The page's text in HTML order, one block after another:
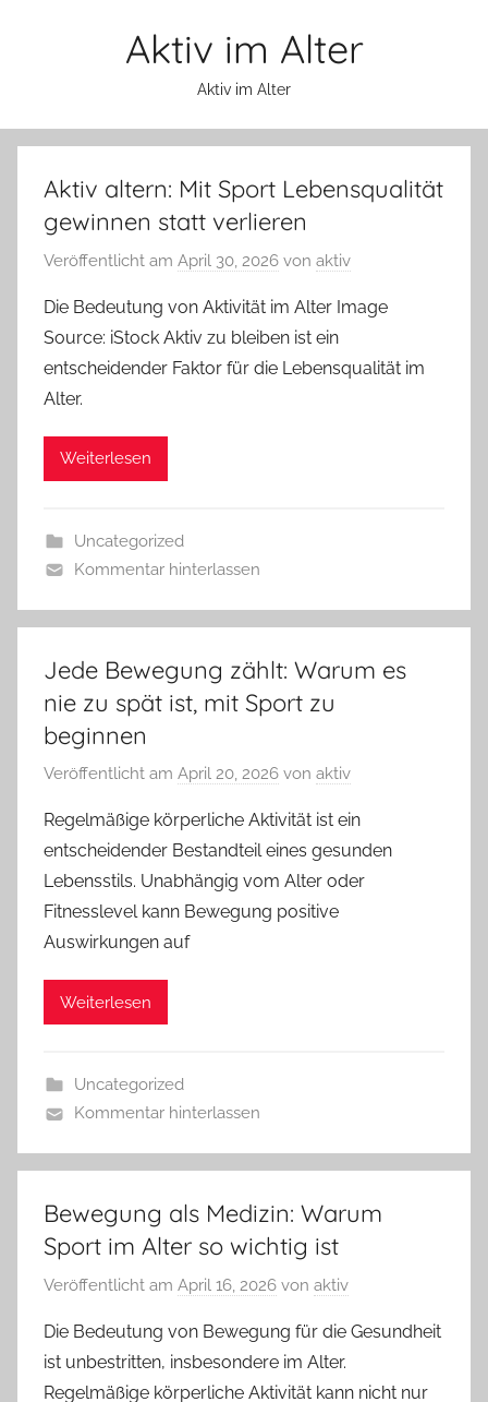
Aktiv im Alter
Aktiv im Alter
Aktiv altern: Mit Sport Lebensqualität
gewinnen statt verlieren
Veröffentlicht am April 30, 2026 von aktiv
Die Bedeutung von Aktivität im Alter Image
Source: iStock Aktiv zu bleiben ist ein
entscheidender Faktor für die Lebensqualität im
Alter.
Weiterlesen
Uncategorized
Kommentar hinterlassen
Jede Bewegung zählt: Warum es
nie zu spät ist, mit Sport zu
beginnen
Veröffentlicht am April 20, 2026 von aktiv
Regelmäßige körperliche Aktivität ist ein
entscheidender Bestandteil eines gesunden
Lebensstils. Unabhängig vom Alter oder
Fitnesslevel kann Bewegung positive
Auswirkungen auf
Weiterlesen
Uncategorized
Kommentar hinterlassen
Bewegung als Medizin: Warum
Sport im Alter so wichtig ist
Veröffentlicht am April 16, 2026 von aktiv
Die Bedeutung von Bewegung für die Gesundheit
ist unbestritten, insbesondere im Alter.
Regelmäßige körperliche Aktivität kann nicht nur